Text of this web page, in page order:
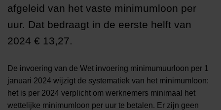
afgeleid van het vaste minimumloon per
uur. Dat bedraagt in de eerste helft van
2024 € 13,27.
De invoering van de Wet invoering minimumuurloon per 1
januari 2024 wijzigt de systematiek van het minimumloon:
het is per 2024 verplicht om werknemers minimaal het
wettelijke minimumloon per uur te betalen. Er zijn geen